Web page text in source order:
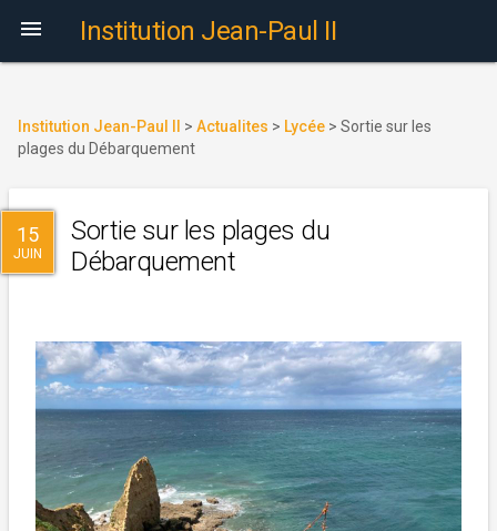
 Institution Jean-Paul II
Institution Jean-Paul II > Actualites > Lycée > Sortie sur les
plages du Débarquement
15
JUIN
Sortie sur les plages du
Débarquement